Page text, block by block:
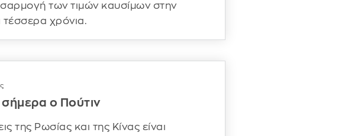
των τιμών καυσίμων στην
τέσσερα χρόνια.
σήμερα ο Πούτιν
της Ρωσίας και της Κίνας είναι